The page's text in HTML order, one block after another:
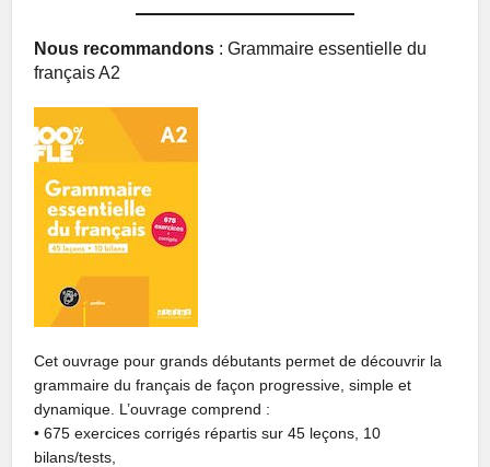
Nous recommandons : Grammaire essentielle du
français A2
Cet ouvrage pour grands débutants permet de découvrir la
grammaire du français de façon progressive, simple et
dynamique. L’ouvrage comprend :
• 675 exercices corrigés répartis sur 45 leçons, 10
bilans/tests,